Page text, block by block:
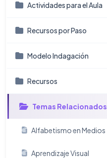
Actividades para el Aula
Recursos por Paso
Modelo Indagación
Recursos
Temas Relacionados
Alfabetismo en Medios
Aprendizaje Visual